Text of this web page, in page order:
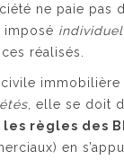
ne paie pas
imposé
réalisés.
civile immobilière
, elle se doit
les règles des
en